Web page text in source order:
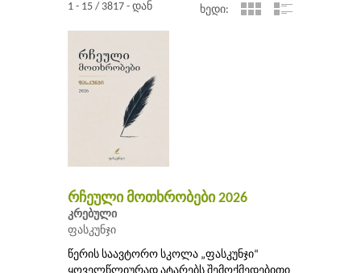
1 - 15 / 3817 - დან ხედი:
რჩეული მოთხრობები 2026
კრებული
ფასკუნჯი
წერის საავტორო სკოლა „ფასკუნჯი“